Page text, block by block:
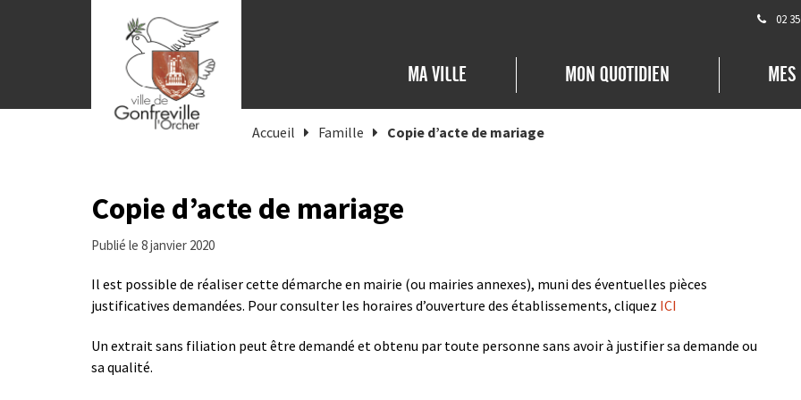
02
MA VILLE MON QUOTIDIEN
Accueil Famille Copie d’acte de mariage
Copie d’acte de mariage
Publié le 8 janvier 2020
Il est possible de réaliser cette démarche en mairie (ou mairies annexes), muni des éventuelles pièces
justificatives demandées. Pour consulter les horaires d’ouverture des établissements, cliquez ICI
Un extrait sans filiation peut être demandé et obtenu par toute personne sans avoir à justifier sa demande ou
sa qualité.